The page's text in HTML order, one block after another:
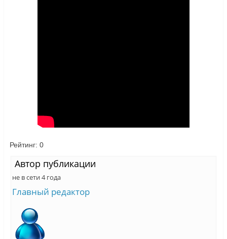
Рейтинг: 0
Автор публикации
не в сети 4 года
Главный редактор